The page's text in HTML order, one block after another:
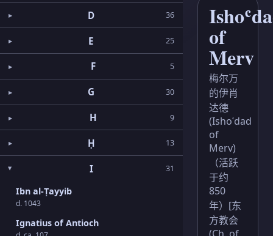
D 36
E 25
F 5
G 30
H 9
Ḥ 13
I 31
Ibn al-Ṭayyib
d. 1043
Ignatius of Antioch
of
Merv
梅尔万
的伊肖
达德
(Ishoʿdad
of
Merv)
（活跃
于约
850
年）[东
方教会